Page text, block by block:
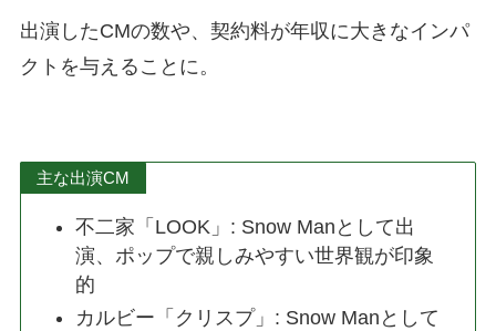
出演したCMの数や、契約料が年収に大きなインパ
クトを与えることに。
主な出演CM
不二家「LOOK」: Snow Manとして出
演、ポップで親しみやすい世界観が印象
的
カルビー「クリスプ」: Snow Manとして